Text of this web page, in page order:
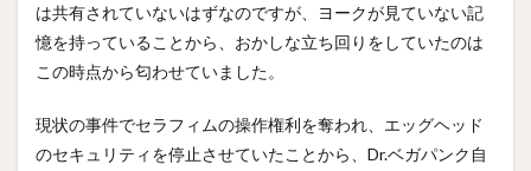
は共有されていないはずなのですが、ヨークが見ていない記
憶を持っていることから、おかしな立ち回りをしていたのは
この時点から匂わせていました。
現状の事件でセラフィムの操作権利を奪われ、エッグヘッド
のセキュリティを停止させていたことから、Dr.ベガパンク自